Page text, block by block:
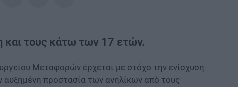
και τους κάτω των 17 ετών.
Μεταφορών έρχεται με στόχο την ενίσχυση
προστασία των ανηλίκων από τους